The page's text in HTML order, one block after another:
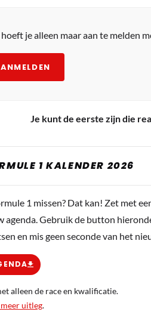
je alleen maar aan te melden
Je kunt de eerste zijn die
1 KALENDER 2026
1 missen? Dat kan! Zet met
agenda. Gebruik de button
en mis geen seconde van het
alleen de race en kwalificatie.
uitleg.